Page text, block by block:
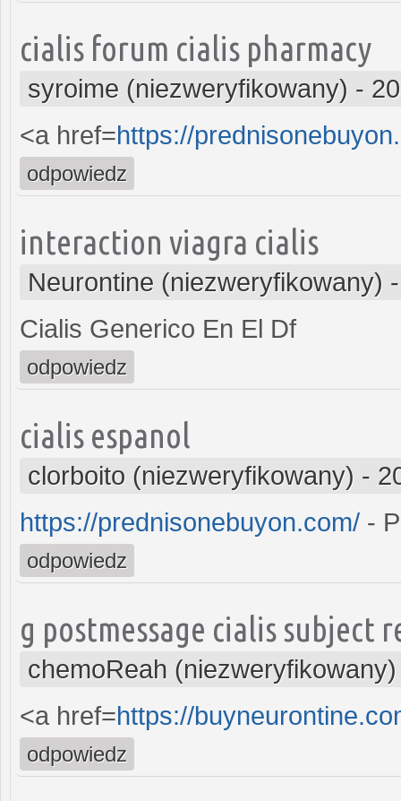
cialis forum cialis pharmacy
syroime (niezweryfikowany) -
<a href=https://
odpowiedz
interaction viagra cialis
Neurontine (niezweryfikowany)
Cialis Generico En El Df
odpowiedz
cialis espanol
clorboito (niezweryfikowany) -
https://prednisonebuyon.com/ -
odpowiedz
g postmessage cialis subject
chemoReah (niezweryfikowany)
<a href=https://
odpowiedz